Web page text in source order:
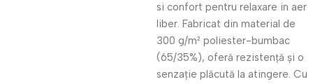
si confort pentru relaxare in aer
liber. Fabricat din material de
300 g/m² poliester-bumbac
(65/35%), oferă rezistență și o
senzație plăcută la atingere. Cu